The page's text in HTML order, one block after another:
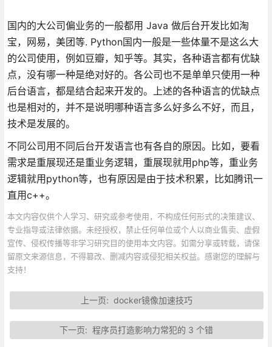
国内的大公司偏业务的一般都用 Java 做后台开发比如淘
宝，网易，美团等. Python国内一般是一些体量不是这么大
的公司使用，例如豆瓣，知乎等。其实，各种语言都有优缺
点，没有哪一种是绝对好的。各公司也不是单单只使用一种
后台语言，都是结合起来开发的。上述的各种语言的优缺点
也是相对的，并不是说明哪种语言多么好多么不好，而且，
技术是发展的。
不同公司用不同后台开发语言也有各自的原因。比如，要看
需求是重展现还是重业务逻辑，重展现就用php等，重业务
逻辑就用python等，也有原因是由于技术积累，比如腾讯一
直用c++。
本文内容仅供个人学习、研究或参考使用，不构成任何形式的决策建议、
专业指导或法律依据。未经授权，禁止任何单位或个人以商业售卖、虚假
宣传、侵权传播等非学习研究目的使用本文内容。如需分享或转载，请保
留原文来源信息，不得篡改、删减内容或侵犯相关权益。感谢您的理解与
支持！
上一页: docker镜像加速技巧
下一页:程序员打造影响力常犯的 3 个错